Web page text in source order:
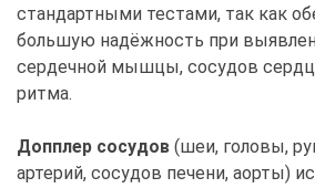
стандартными тестами, так как
большую надёжность при
сердечной мышцы, сосудов
ритма.
Допплер сосудов (шеи, головы,
артерий, сосудов печени, аорты)